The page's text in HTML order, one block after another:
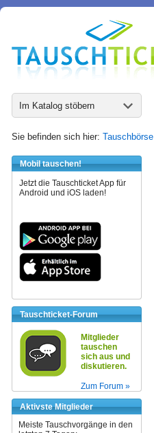
Im Katalog stöbern
Sie befinden sich hier: Tauschbörse
Mobil tauschen!
Jetzt die Tauschticket App für
Android und iOS laden!
Tauschticket-Forum
Mitglieder
tauschen
sich aus und
diskutieren.
Zum Forum »
Aktivste Mitglieder
Meiste Tauschvorgänge in den